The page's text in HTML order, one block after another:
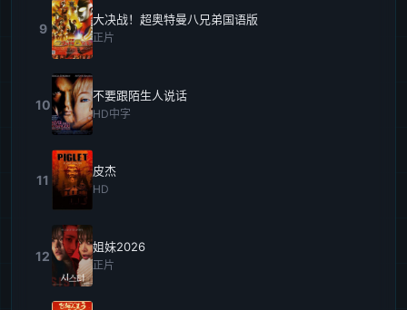
9
大决战！超奥特曼八兄弟国语版
正片
10
不要跟陌生人说话
HD中字
11
皮杰
HD
12
姐妹2026
正片